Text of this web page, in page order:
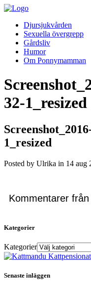
Djursjukvården
Sexuella övergrepp
Gårdsliv
Humor
Om Ponnymamman
32-1_resized
1_resized
Posted by Ulrika in 14 aug
Kommentarer
Kategorier
Kategorier
Senaste inläggen